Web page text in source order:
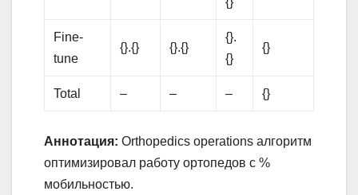
Fine-
tune
{}.{} {}.{}
{}.
{}
{}
Total – – – {}
Аннотация: Orthopedics operations алгоритм
оптимизировал работу ортопедов с %
мобильностью.